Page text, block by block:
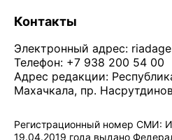
Контакты
Электронный адрес:
Телефон: +7 938 200 54 00
Адрес редакции:
Махачкала, пр.
Регистрационный номер СМИ:
19.04.2019 года выдано